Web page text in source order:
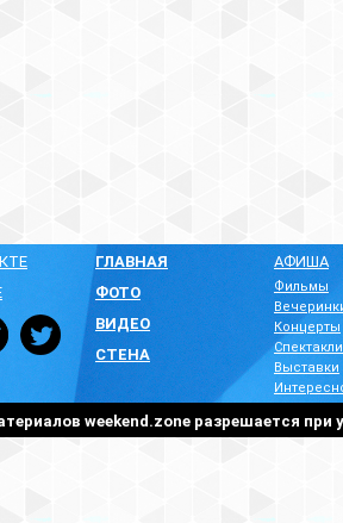
ГЛАВНАЯ
ФОТО
ВИДЕО
СТЕНА
АФИША
Фильмы
Концерты
Спектакли
Выставки
weekend.zone разрешается